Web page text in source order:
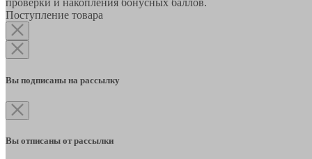
проверки и накопления бонусных баллов.
Поступление товара
Вы подписаны на рассылку
Вы отписаны от рассылки